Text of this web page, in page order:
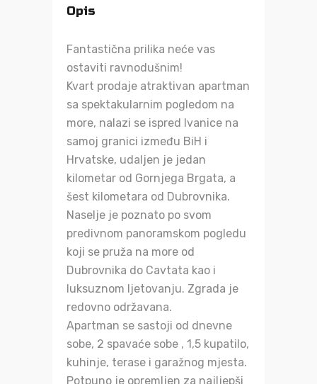
Opis
Fantastična prilika neće vas
ostaviti ravnodušnim!
Kvart prodaje atraktivan apartman
sa spektakularnim pogledom na
more, nalazi se ispred Ivanice na
samoj granici između BiH i
Hrvatske, udaljen je jedan
kilometar od Gornjega Brgata, a
šest kilometara od Dubrovnika.
Naselje je poznato po svom
predivnom panoramskom pogledu
koji se pruža na more od
Dubrovnika do Cavtata kao i
luksuznom ljetovanju. Zgrada je
redovno održavana.
Apartman se sastoji od dnevne
sobe, 2 spavaće sobe , 1,5 kupatilo,
kuhinje, terase i garažnog mjesta.
Potpuno je opremljen za najljepši